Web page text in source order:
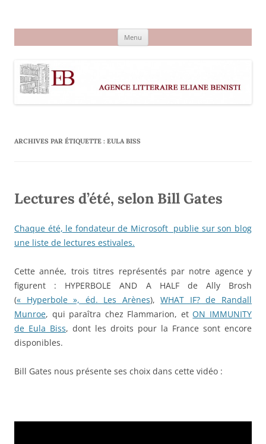
Menu
ARCHIVES PAR ÉTIQUETTE : EULA BISS
Lectures d’été, selon Bill Gates
Chaque été, le fondateur de Microsoft publie sur son blog
une liste de lectures estivales.
Cette année, trois titres représentés par notre agence y
figurent : HYPERBOLE AND A HALF de Ally Brosh
(« Hyperbole », éd. Les Arènes),WHAT IF? de Randall
Munroe, qui paraîtra chez Flammarion, etON IMMUNITY
de Eula Biss, dont les droits pour la France sont encore
disponibles.
Bill Gates nous présente ses choix dans cette vidéo :